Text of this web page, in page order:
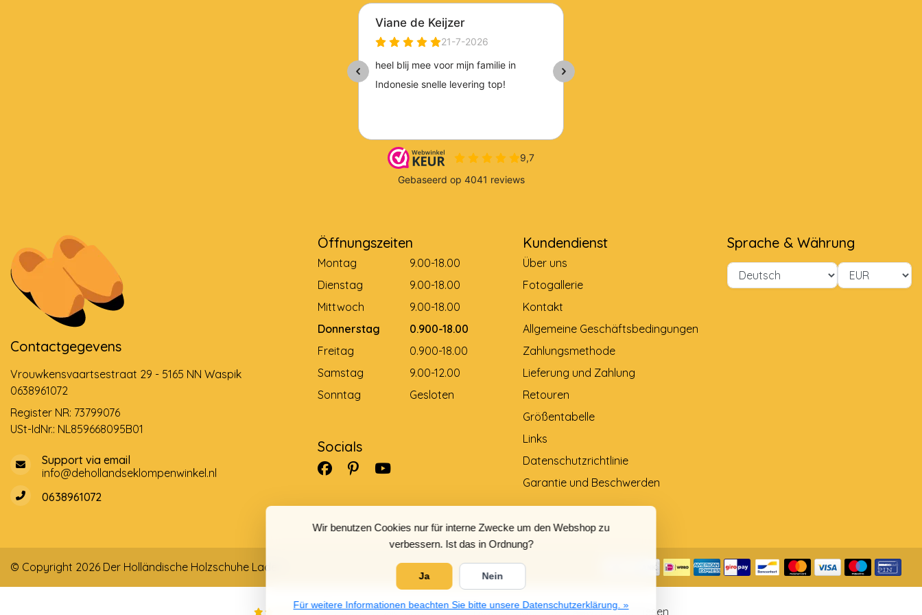
Wir benutzen Cookies nur für interne Zwecke um den Webshop zu
verbessern. Ist das in Ordnung?
Ja Nein
Für weitere Informationen beachten Sie bitte unsere Datenschutzerklärung. »
Contactgegevens
Vrouwkensvaartsestraat 29 - 5165 NN Waspik
0638961072
Register NR: 73799076
USt-IdNr.: NL859668095B01
Support via email
info@dehollandseklompenwinkel.nl
0638961072
Öffnungszeiten
Montag
9.00-18.00
Dienstag
9.00-18.00
Mittwoch
9.00-18.00
Donnerstag
0.900-18.00
Freitag
0.900-18.00
Samstag
9.00-12.00
Sonntag
Gesloten
Socials
Kundendienst
Über uns
Fotogallerie
Kontakt
Allgemeine Geschäftsbedingungen
Zahlungsmethode
Lieferung und Zahlung
Retouren
Größentabelle
Links
Datenschutzrichtlinie
Garantie und Beschwerden
Sprache & Währung
© Copyright 2026 Der Holländische Holzschuhe Laden
5/5Sterne, basierend auf4025Bewertungen.4025 Bewertungen lesen